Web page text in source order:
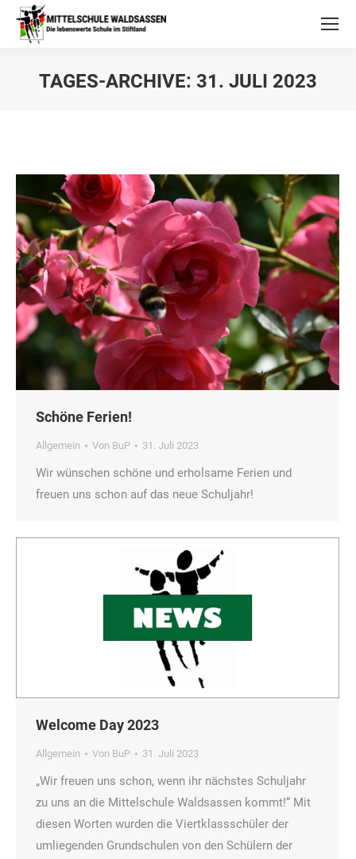
TAGES-ARCHIVE: 31. JULI 2023
Schöne Ferien!
Allgemein Von BuP 31. Juli 2023
Wir wünschen schöne und erholsame Ferien und
freuen uns schon auf das neue Schuljahr!
Welcome Day 2023
Allgemein Von BuP 31. Juli 2023
„Wir freuen uns schon, wenn ihr nächstes Schuljahr
zu uns an die Mittelschule Waldsassen kommt!“ Mit
diesen Worten wurden die Viertklassschüler der
umliegenden Grundschulen von den Schülern der